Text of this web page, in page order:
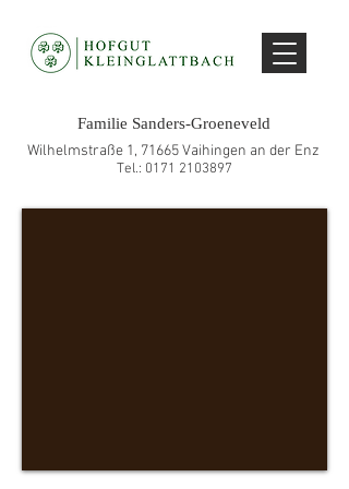
Familie Sanders-Groeneveld
Wilhelmstraße 1, 71665 Vaihingen an der Enz
Tel.: 0171 2103897